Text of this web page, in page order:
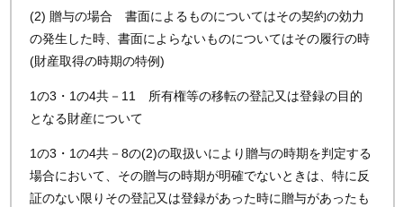
(2) 贈与の場合 書面によるものについてはその契約の効力
の発生した時、書面によらないものについてはその履行の時
(財産取得の時期の特例)
1の3・1の4共－11 所有権等の移転の登記又は登録の目的
となる財産について
1の3・1の4共－8の(2)の取扱いにより贈与の時期を判定する
場合において、その贈与の時期が明確でないときは、特に反
証のない限りその登記又は登録があった時に贈与があったも